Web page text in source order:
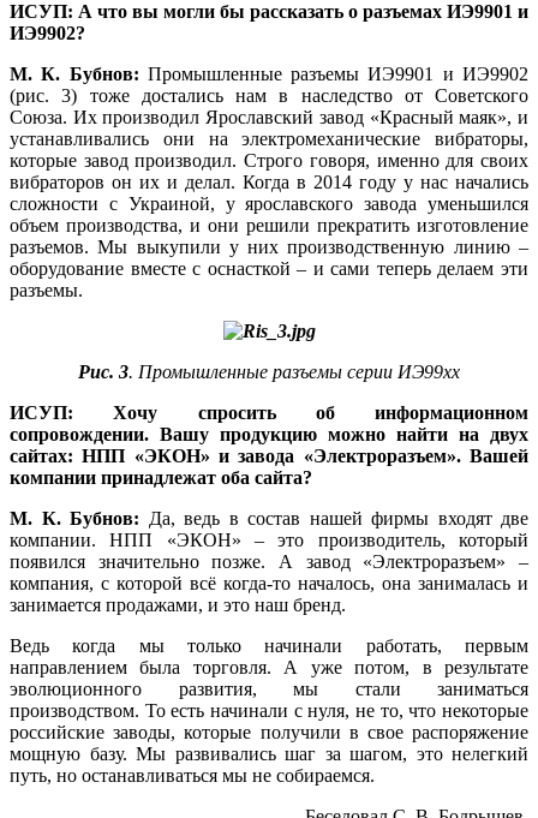
ИСУП: А что вы могли бы рассказать о разъемах ИЭ9901 и
ИЭ9902?
М. К. Бубнов: Промышленные разъемы ИЭ9901 и ИЭ9902
(рис. 3) то­же достались нам в наследство от Советского
Союза. Их производил Ярославский завод «Красный маяк», и
устанавливались они на электромеханические вибраторы,
которые завод производил. Строго говоря, именно для своих
вибраторов он их и делал. Когда в 2014 го­ду у нас начались
сложности с Украиной, у ярославского завода уменьшился
объем производства, и они решили прекратить изготовление
разъемов. Мы выкупили у них производственную линию –
оборудование вместе с оснасткой – и са­ми теперь делаем эти
разъемы.
Рис. 3. Промышленные разъемы серии ИЭ99хх
ИСУП: Хочу спросить об информационном
сопровождении. Ва­шу продукцию можно найти на двух
сайтах: НПП «ЭКОН» и завода «Электроразъем». Вашей
компании принадлежат оба сайта?
М. К. Бубнов: Да, ведь в состав нашей фирмы входят две
компании. НПП «ЭКОН» – это производитель, который
появился значительно позже. А завод «Электроразъем» –
компания, с которой всё когда-то началось, она занималась и
занимается продажами, и это наш бренд.
Ведь когда мы только начинали работать, первым
направлением бы­ла торговля. А уже потом, в результате
эволюционного развития, мы стали заниматься
производством. То есть начинали с ну­ля, не то, что некоторые
российские заводы, которые получили в свое распоряжение
мощную ба­зу. Мы развивались шаг за шагом, это нелегкий
путь, но останавливаться мы не собираемся.